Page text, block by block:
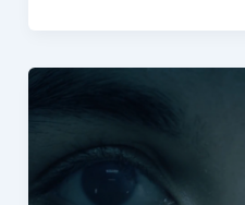
aprenden
Universo